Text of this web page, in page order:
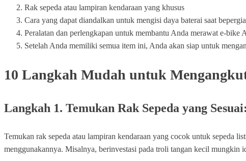
Rak sepeda atau lampiran kendaraan yang khusus
Cara yang dapat diandalkan untuk mengisi daya baterai saat
Peralatan dan perlengkapan untuk membantu Anda merawat e-bike
Setelah Anda memiliki semua item ini, Anda akan siap untuk
10 Langkah Mudah untuk
Langkah 1. Temukan Rak Sepeda yang Sesuai:
Temukan rak sepeda atau lampiran kendaraan yang cocok untuk
menggunakannya. Misalnya, berinvestasi pada troli tangan kecil mungkin